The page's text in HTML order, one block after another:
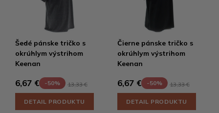
Šedé pánske tričko s
okrúhlym výstrihom
Keenan
6,67 € -50% 13,33 €
DETAIL PRODUKTU
Čierne pánske tričko s
okrúhlym výstrihom
Keenan
6,67 € -50% 13,33 €
DETAIL PRODUKTU